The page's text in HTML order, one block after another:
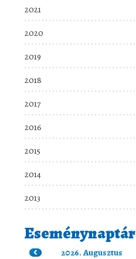
2021
2020
2019
2018
2017
2016
2015
2014
2013
Eseménynaptár
2026. Augusztus